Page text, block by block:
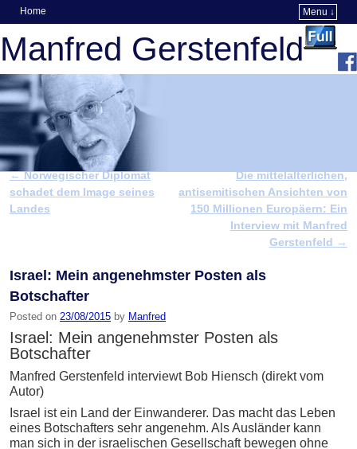
Home
Menu ↓
Manfred Gerstenfeld
Post navigation
←Norwegischer Diplomat
schadet dem Image seines
Landes
Die mittelalterlichen,
antisemitischen Ansichten von
150 Millionen Europäern: Ein
Interview mit Manfred
Gerstenfeld →
Israel: Mein angenehmster Posten als
Botschafter
Posted on 23/08/2015 by Manfred
Israel: Mein angenehmster Posten als
Botschafter
Manfred Gerstenfeld interviewt Bob Hiensch (direkt vom
Autor)
Israel ist ein Land der Einwanderer. Das macht das Leben
eines Botschafters sehr angenehm. Als Ausländer kann
man sich in der israelischen Gesellschaft bewegen ohne